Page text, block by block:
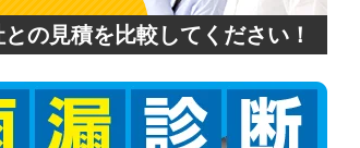
の見積を比較してください！